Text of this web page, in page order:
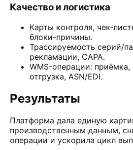
Качество и логистика
Карты контроля, чек-
блоки-причины.
Трассируемость серий/
рекламации, CAPA.
WMS-операции:
отгрузка, ASN/EDI.
Результаты
Платформа дала единую
производственным данным,
операции и ускорила цикл